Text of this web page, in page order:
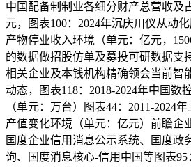
中国配备制制业各细分财产总营收及
元，图表100：2024年沉庆川仪从动
产物停业收入环境（单元：亿元，
的数据做招股仿单及募投可研数据支
相关企业及本钱机构精确领会当前智
动态，图表118：2018-2024年中国数
（单元：万台）图表44：2011-2024
产值变化环境（单元：亿元）前瞻企
国度企业信用消息公示系统、国度政
询、国度消息核心-信用中国等图表